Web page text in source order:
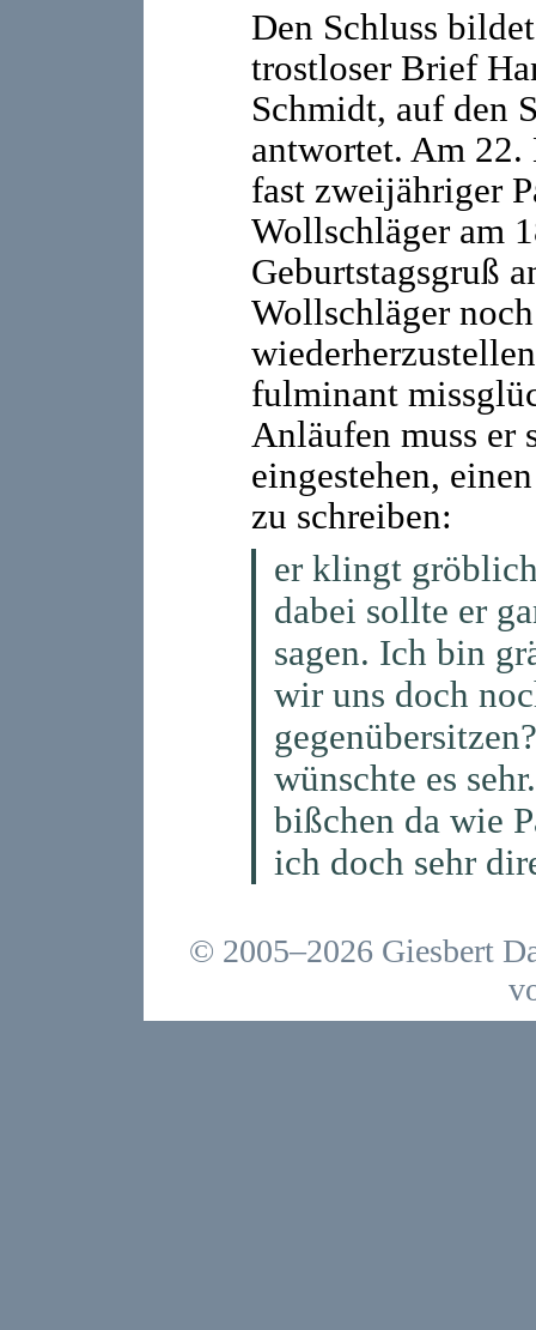
Den Schluss
trostloser Brief
Schmidt, auf den
antwortet. Am 22.
fast zweijähriger
Wollschläger am
Geburtstagsgruß
Wollschläger
fulminant
Anläufen muss er
eingestehen,
zu schreiben:
er klingt
dabei sollte er
sagen. Ich bin
wir uns doch
wünschte es
bißchen da wie
ich doch sehr
© 2005–2026 Giesbert